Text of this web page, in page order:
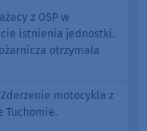
z OSP w
istnienia jednostki.
otrzymała
Zderzenie motocykla z
Tuchomie.